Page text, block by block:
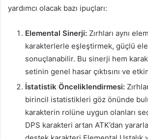
yardımcı olacak bazı ipuçları:
Elemental Sinerji: Zırhları aynı
karakterlerle eşleştirmek, güçlü
sonuçlanabilir. Bu sinerji hem
setinin genel hasar çıktısını ve
İstatistik Önceliklendirmesi:
birincil istatistikleri göz önünde
karakterin rolüne uygun olanları
DPS karakteri artan ATK’dan